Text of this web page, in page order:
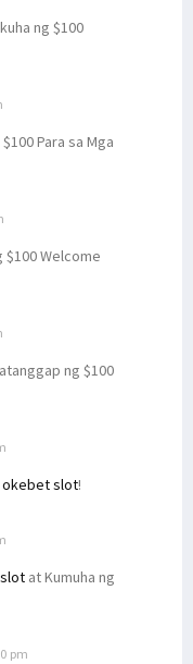
ng $100
Para sa Mga
$100 Welcome
ng $100
okebet slot!
at Kumuha ng
pm